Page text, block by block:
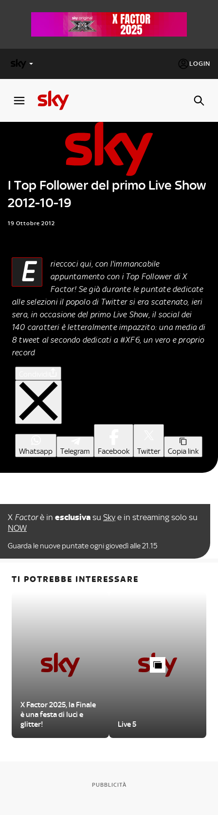
LOGIN
FACTOR
Cos’altro vedere:
PROGRAMMI SKY
Un mondo di offerte:
SKY.IT
I Top Follower del primo Live Show
2012-10-19
19 Ottobre 2012
E
rieccoci qui, con l'immancabile
appuntamento con i Top Follower di X
Factor! Se già durante le puntate dedicate
alle selezioni il popolo di Twitter si era scatenato, ieri
sera, in occasione del primo Live Show, il social dei
140 caratteri è letteralmente impazzito: una media di
8 tweet al secondo dedicati a #XF6, un vero e proprio
record
Whatsapp Telegram Facebook Twitter Copia link
X Factorè in esclusiva su Sky e in streaming solo su
NOW
Guarda le nuove puntate ogni giovedì alle 21.15
TI POTREBBE INTERESSARE
X Factor 2025, la Finale
è una festa di luci e
glitter!
Live 5
PUBBLICITÀ